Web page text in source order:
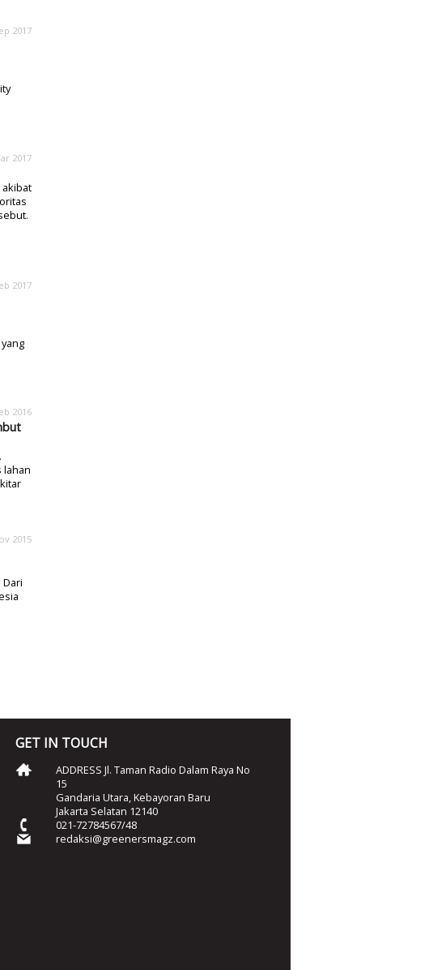
2017
2017
akibat
2017
2016
lahan
2015
GET IN TOUCH
ADDRESS Jl. Taman Radio Dalam Raya No
15
Gandaria Utara, Kebayoran Baru
Jakarta Selatan 12140
021-72784567/48
redaksi@greenersmagz.com